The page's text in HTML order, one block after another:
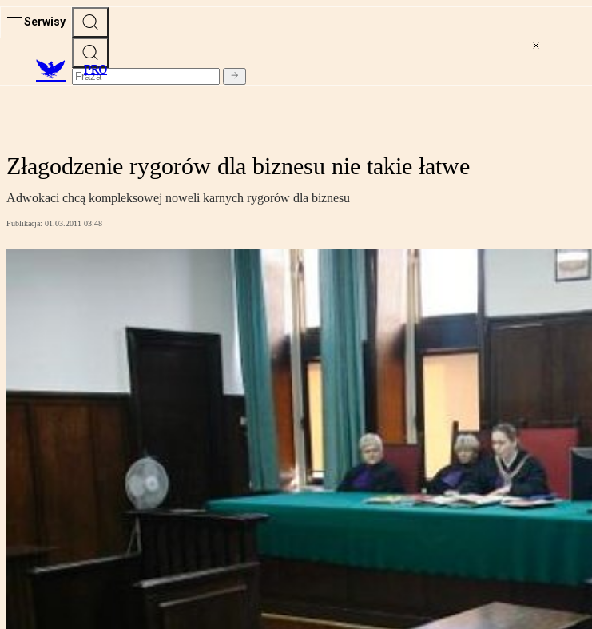
Serwisy
PRO
Złagodzenie rygorów dla biznesu nie takie łatwe
Adwokaci chcą kompleksowej noweli karnych rygorów dla biznesu
Publikacja: 01.03.2011 03:48